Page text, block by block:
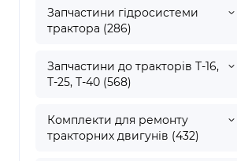
Запчастини гідросистеми
трактора (286)
Запчастини до тракторів Т-16,
Т-25, Т-40 (568)
Комплекти для ремонту
тракторних двигунів (432)